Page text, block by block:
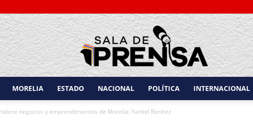
MORELIA ESTADO NACIONAL POLÍTICA INTERNACIONAL
negocios y emprendimientos de Morelia: Yankel Benítez